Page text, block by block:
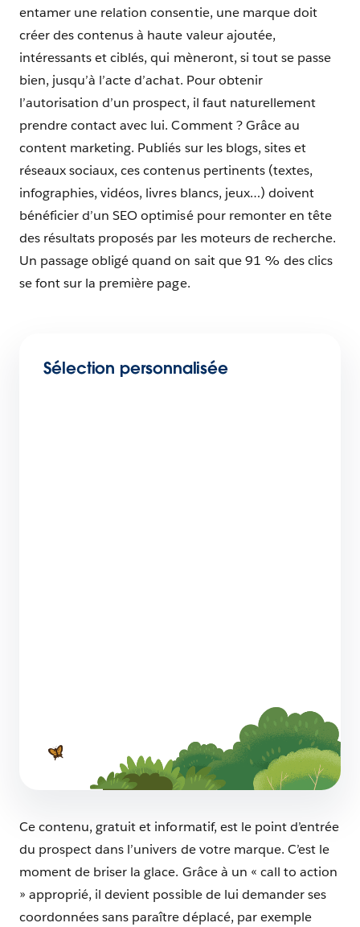
entamer une relation consentie, une marque doit
créer des contenus à haute valeur ajoutée,
intéressants et ciblés, qui mèneront, si tout se passe
bien, jusqu’à l’acte d’achat. Pour obtenir
l’autorisation d’un prospect, il faut naturellement
prendre contact avec lui. Comment ? Grâce au
content marketing. Publiés sur les blogs, sites et
réseaux sociaux, ces contenus pertinents (textes,
infographies, vidéos, livres blancs, jeux…) doivent
bénéficier d’un SEO optimisé pour remonter en tête
des résultats proposés par les moteurs de recherche.
Un passage obligé quand on sait que 91 % des clics
se font sur la première page.
Sélection personnalisée
Marketing mix : maîtrisez les 4P pour une
stratégie gagnante
7 min de lecture
Ce contenu, gratuit et informatif, est le point d’entrée
du prospect dans l’univers de votre marque. C’est le
moment de briser la glace. Grâce à un « call to action
» approprié, il devient possible de lui demander ses
coordonnées sans paraître déplacé, par exemple